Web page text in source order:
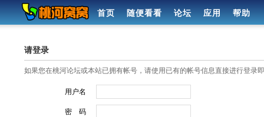
首页 随便看看 论坛 应用 帮助
请登录
如果您在桃河论坛或本站已拥有帐号，请使用已有的帐号信息直接进行登录
用户名
密 码